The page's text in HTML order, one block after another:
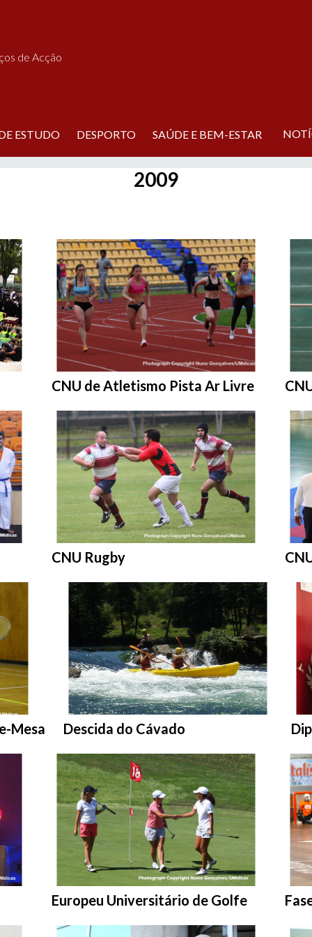
de Acção
ESTUDO DESPORTO SAÚDE E BEM-ESTAR
2009
Entrar na pasta:
CNU de Atletismo Pista Ar Livre
Entrar na pasta:
CNU Rugby
Mesa Entrar na pasta:
Descida do Cávado
Entrar na pasta:
Europeu Universitário de Golfe